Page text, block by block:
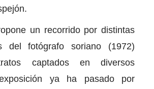
un recorrido por distintas
del fotógrafo soriano (1972)
captados en diversos
ya ha pasado por